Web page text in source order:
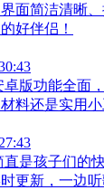
面简洁清晰
好伴侣！
版功能全面
料还是实用小
是孩子们的
更新，一边